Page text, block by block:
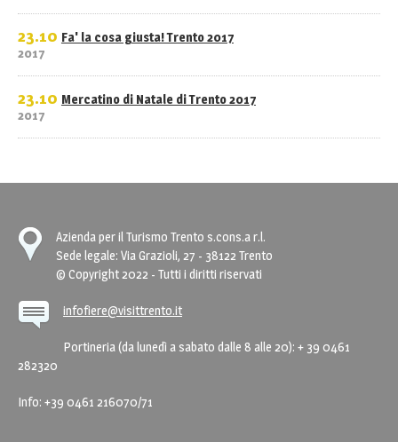
23.10
2017
Fa' la cosa giusta! Trento 2017
23.10
2017
Mercatino di Natale di Trento 2017
Azienda per il Turismo Trento s.cons.a r.l.
Sede legale: Via Grazioli, 27 - 38122 Trento
© Copyright 2022 - Tutti i diritti riservati
infofiere@visittrento.it
Portineria (da lunedì a sabato dalle 8 alle 20): + 39 0461
282320
Info: +39 0461 216070/71